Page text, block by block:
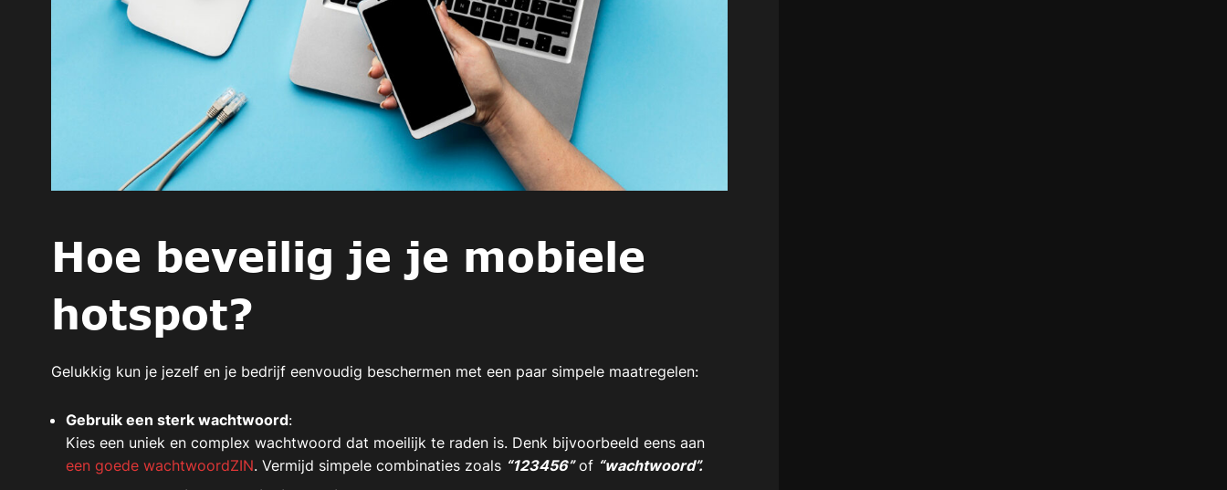
Hoe beveilig je je mobiele
hotspot?
Gelukkig kun je jezelf en je bedrijf eenvoudig beschermen met een paar simpele maatregelen:
Gebruik een sterk wachtwoord:
Kies een uniek en complex wachtwoord dat moeilijk te raden is. Denk bijvoorbeeld eens aan
een goede wachtwoordZIN. Vermijd simpele combinaties zoals “123456”of “wachtwoord”.